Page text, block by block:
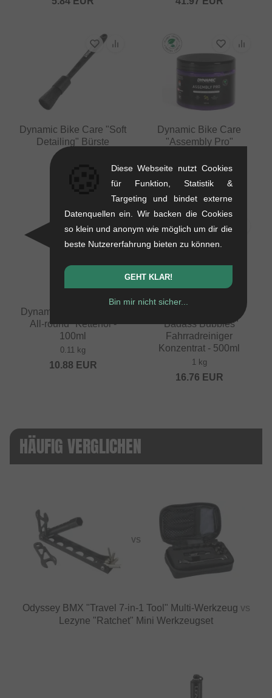
Dynamic Bike Care "Soft
Detailing" Bürste
Dynamic Bike Care
"Assembly Pro"
0.58 kg
41.97EUR
Dynamic Bike Care "Bio
All-round" Kettenöl -
100ml
0.11 kg
10.88 EUR
"Badass Bubbles"
Fahrradreiniger
Konzentrat - 500ml
1 kg
16.76 EUR
HÄUFIG VERGLICHEN
VS
Odyssey BMX "Travel 7‑in‑1 Tool" Multi-Werkzeug vs
Lezyne "Ratchet" Mini Werkzeugset
Diese Webseite nutzt Cookies
für Funktion, Statistik &
Targeting und bindet externe
Datenquellen ein. Wir backen die Cookies
so klein und anonym wie möglich um dir die
beste Nutzererfahrung bieten zu können.
GEHT KLAR!
Bin mir nicht sicher...